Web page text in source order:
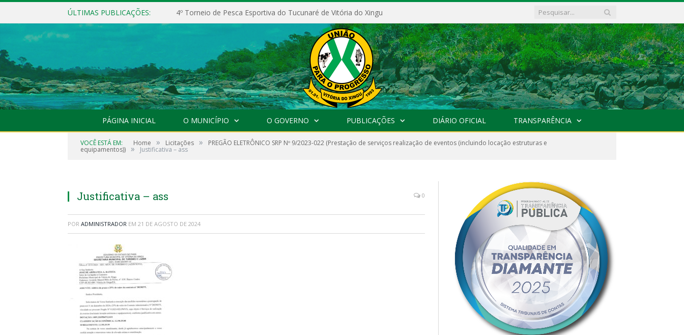
ÚLTIMAS PUBLICAÇÕES: 4º Torneio de Pesca Esportiva do Tucunaré de Vitória do Xingu
PÁGINA INICIAL O MUNICÍPIO O GOVERNO PUBLICAÇÕES DIÁRIO OFICIAL TRANSPARÊNCIA
VOCÊ ESTÁ EM: Home » Licitações » PREGÃO ELETRÔNICO SRP Nº 9/2023-022 (Prestação de serviços realização de eventos (incluindo locação estruturas e
equipamentos)) » Justificativa – ass
Justificativa – ass 0
POR ADMINISTRADOR EM 21 DE AGOSTO DE 2024